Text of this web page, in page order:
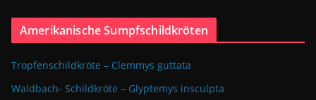
Amerikanische Sumpfschildkröten
Tropfenschildkröte – Clemmys guttata
Waldbach- Schildkröte – Glyptemys insculpta